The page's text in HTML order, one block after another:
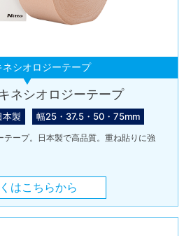
ネシオロジーテープ
ネシオロジーテープ
本製 幅25・37.5・50・75mm
テープ。日本製で高品質。重ね貼りに強
はこちらから